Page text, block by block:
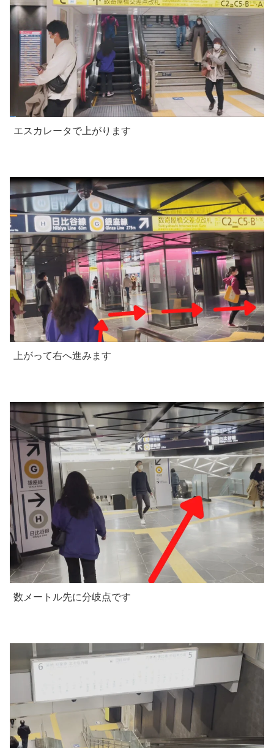
エスカレータで上がります
上がって右へ進みます
数メートル先に分岐点です